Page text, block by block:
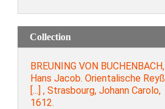
Collection
BREUNING VON BUCHENBACH,
Hans Jacob. Orientalische Reyß
[...] , Strasbourg, Johann Carolo,
1612.